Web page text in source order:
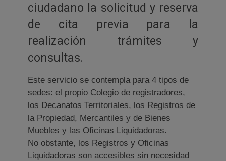
ciudadano la solicitud y reserva
de cita previa para la
realización trámites y
consultas.
Este servicio se contempla para 4 tipos de
sedes: el propio Colegio de registradores,
los Decanatos Territoriales, los Registros de
la Propiedad, Mercantiles y de Bienes
Muebles y las Oficinas Liquidadoras.
No obstante, los Registros y Oficinas
Liquidadoras son accesibles sin necesidad